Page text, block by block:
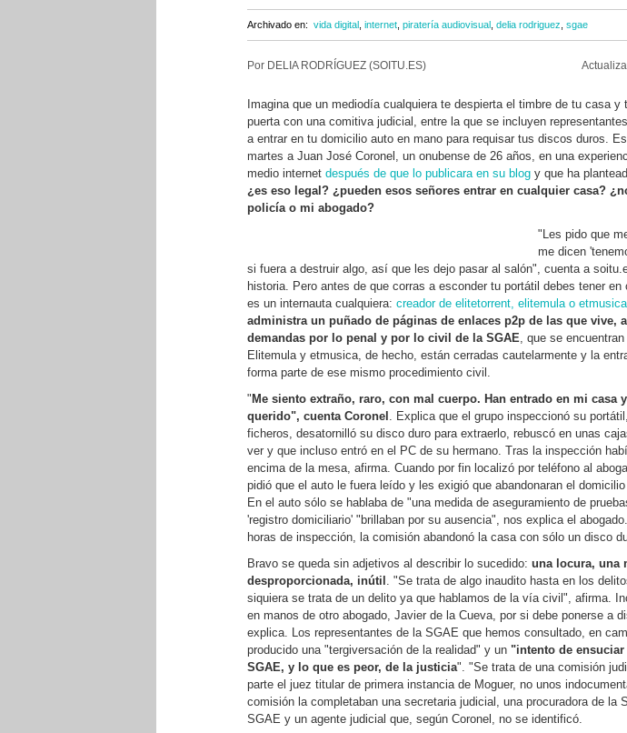
Archivado en: vida digital internet piratería audiovisual delia rodriguez sgae
Por DELIA RODRÍGUEZ (SOITU.ES)
Imagina que un mediodía cualquiera te despierta el timbre de tu casa y
puerta con una comitiva judicial, entre la que se incluyen
a entrar en tu domicilio auto en mano para requisar tus discos duros.
martes a Juan José Coronel, un onubense de 26 años, en una
medio internet después de que lo publicara en su blog y que ha
¿es eso legal? ¿pueden esos señores entrar en cualquier casa?
policía o mi abogado?
"Les pido que
me dicen
si fuera a destruir algo, así que les dejo pasar al salón", cuenta a
historia. Pero antes de que corras a esconder tu portátil debes tener en
es un internauta cualquiera: creador de elitetorrent, elitemula o etmusica
administra un puñado de páginas de enlaces p2p de las que vive,
demandas por lo penal y por lo civil de la SGAE, que se
Elitemula y etmusica, de hecho, están cerradas cautelarmente y la
forma parte de ese mismo procedimiento civil.
" Me siento extraño, raro, con mal cuerpo. Han entrado en mi casa
querido", cuenta Coronel . Explica que el grupo inspeccionó su
ficheros, desatornilló su disco duro para extraerlo, rebuscó en unas
ver y que incluso entró en el PC de su hermano. Tras la inspección
encima de la mesa, afirma. Cuando por fin localizó por teléfono al
pidió que el auto le fuera leído y les exigió que abandonaran el
En el auto sólo se hablaba de "una medida de aseguramiento de
'registro domiciliario' "brillaban por su ausencia", nos explica el
horas de inspección, la comisión abandonó la casa con sólo un disco
Bravo se queda sin adjetivos al describir lo sucedido: una locura, una
desproporcionada, inútil . "Se trata de algo inaudito hasta en los
siquiera se trata de un delito ya que hablamos de la vía civil", afirma.
en manos de otro abogado, Javier de la Cueva, por si debe ponerse a
explica. Los representantes de la SGAE que hemos consultado, en
producido una "tergiversación de la realidad" y un "intento de
SGAE, y lo que es peor, de la justicia". "Se trata de una comisión
parte el juez titular de primera instancia de Moguer, no unos
comisión la completaban una secretaria judicial, una procuradora de la
SGAE y un agente judicial que, según Coronel, no se identificó.